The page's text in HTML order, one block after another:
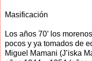
Masificación
Los años 70’ los
pocos y ya tomados de
Miguel Mamani (J’iska